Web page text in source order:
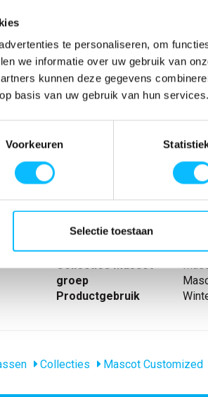
te personaliseren, om
we informatie over uw gebruik van
kunnen deze gegevens
basis van uw gebruik van hun services.
Voorkeuren
Selectie toestaan
SPECIFICATIES
EAN nummer
-
nl_materiaal
Producttype
Eigenschappen
Collecties Mascot
groep
Productgebruik
Collecties Mascot Customized